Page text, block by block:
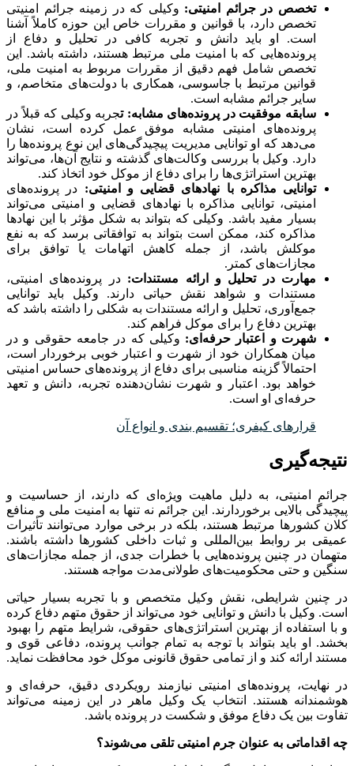
تخصص در جرائم امنیتی: وکیلی که در زمینه جرائم امنیتی
تخصص دارد، با قوانین و مقررات خاص این حوزه کاملاً آشنا
است. او باید دانش و تجربه کافی در تحلیل و دفاع از
پرونده‌هایی که با امنیت ملی مرتبط هستند، داشته باشد. این
تخصص شامل فهم دقیق از مقررات مربوط به امنیت ملی،
قوانین مرتبط با جاسوسی، همکاری با دولت‌های متخاصم، و
سایر جرائم مشابه است.
سابقه موفقیت در پرونده‌های مشابه: تجربه وکیلی که قبلاً در
پرونده‌های امنیتی مشابه موفق عمل کرده است، نشان
می‌دهد که او توانایی مدیریت پیچیدگی‌های این نوع پرونده‌ها را
دارد. وکیل با بررسی وکالت‌های گذشته و نتایج آن‌ها، می‌تواند
بهترین استراتژی‌ها را برای دفاع از موکل خود اتخاذ کند.
توانایی مذاکره با نهادهای قضایی و امنیتی: در پرونده‌های
امنیتی، توانایی مذاکره با نهادهای قضایی و امنیتی می‌تواند
بسیار مفید باشد. وکیلی که بتواند به شکل مؤثر با این نهادها
مذاکره کند، ممکن است بتواند به توافقاتی برسد که به نفع
موکلش باشد، از جمله کاهش اتهامات یا توافق برای
مجازات‌های کمتر.
مهارت در تحلیل و ارائه مستندات: در پرونده‌های امنیتی،
مستندات و شواهد نقش حیاتی دارند. وکیل باید توانایی
جمع‌آوری، تحلیل و ارائه مستندات به شکلی را داشته باشد که
بهترین دفاع را برای موکل فراهم کند.
شهرت و اعتبار حرفه‌ای: وکیلی که در جامعه حقوقی و در
میان همکاران خود از شهرت و اعتبار خوبی برخوردار است،
احتمالاً گزینه مناسبی برای دفاع از پرونده‌های حساس امنیتی
خواهد بود. اعتبار و شهرت نشان‌دهنده تجربه، دانش و تعهد
حرفه‌ای او است.
قرارهای کیفری؛ تقسیم بندی و انواع آن
نتیجه‌گیری
جرائم امنیتی، به دلیل ماهیت ویژه‌ای که دارند، از حساسیت و
پیچیدگی بالایی برخوردارند. این جرائم نه تنها به امنیت ملی و منافع
کلان کشورها مرتبط هستند، بلکه در برخی موارد می‌توانند تأثیرات
عمیقی بر روابط بین‌المللی و ثبات داخلی کشورها داشته باشند.
متهمان در چنین پرونده‌هایی با خطرات جدی، از جمله مجازات‌های
سنگین و حتی محکومیت‌های طولانی‌مدت مواجه هستند.
در چنین شرایطی، نقش وکیل متخصص و با تجربه بسیار حیاتی
است. وکیل با دانش و توانایی خود می‌تواند از حقوق متهم دفاع کرده
و با استفاده از بهترین استراتژی‌های حقوقی، شرایط متهم را بهبود
بخشد. او باید بتواند با توجه به تمام جوانب پرونده، دفاعی قوی و
مستند ارائه کند و از تمامی حقوق قانونی موکل خود محافظت نماید.
در نهایت، پرونده‌های امنیتی نیازمند رویکردی دقیق، حرفه‌ای و
هوشمندانه هستند. انتخاب یک وکیل ماهر در این زمینه می‌تواند
تفاوت بین یک دفاع موفق و شکست در پرونده باشد.
چه اقداماتی به عنوان جرم امنیتی تلقی می‌شوند؟